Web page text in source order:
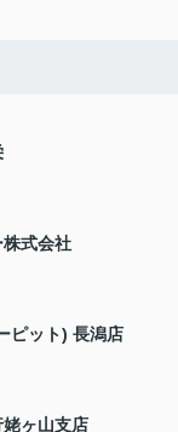
式会社
ピット) 長潟店
ヶ山支店